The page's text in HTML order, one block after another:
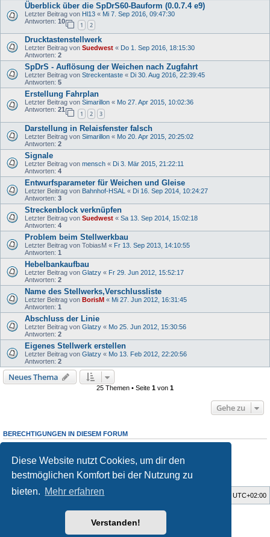
Diese Website nutzt Cookies, um dir den
bestmöglichen Komfort bei der Nutzung zu
bieten. Mehr erfahren
Verstanden!
Überblick über die SpDrS60-Bauform (0.0.7.4 e9)
Letzter Beitrag von Hl13 « Mi 7. Sep 2016, 09:47:30
Antworten: 10
1 2
Drucktastenstellwerk
Letzter Beitrag von Suedwest « Do 1. Sep 2016, 18:15:30
Antworten: 2
SpDrS - Auflösung der Weichen nach Zugfahrt
Letzter Beitrag von Streckentaste « Di 30. Aug 2016, 22:39:45
Antworten: 5
Erstellung Fahrplan
Letzter Beitrag von Simarillon « Mo 27. Apr 2015, 10:02:36
Antworten: 21
1 2 3
Darstellung in Relaisfenster falsch
Letzter Beitrag von Simarillon « Mo 20. Apr 2015, 20:25:02
Antworten: 2
Signale
Letzter Beitrag von mensch « Di 3. Mär 2015, 21:22:11
Antworten: 4
Entwurfsparameter für Weichen und Gleise
Letzter Beitrag von Bahnhof-HSAL « Di 16. Sep 2014, 10:24:27
Antworten: 3
Streckenblock verknüpfen
Letzter Beitrag von Suedwest « Sa 13. Sep 2014, 15:02:18
Antworten: 4
Problem beim Stellwerkbau
Letzter Beitrag von TobiasM « Fr 13. Sep 2013, 14:10:55
Antworten: 1
Hebelbankaufbau
Letzter Beitrag von Glatzy « Fr 29. Jun 2012, 15:52:17
Antworten: 2
Name des Stellwerks,Verschlussliste
Letzter Beitrag von BorisM « Mi 27. Jun 2012, 16:31:45
Antworten: 1
Abschluss der Linie
Letzter Beitrag von Glatzy « Mo 25. Jun 2012, 15:30:56
Antworten: 2
Eigenes Stellwerk erstellen
Letzter Beitrag von Glatzy « Mo 13. Feb 2012, 22:20:56
Antworten: 2
Neues Thema
25 Themen • Seite 1 von 1
Gehe zu
BERECHTIGUNGEN IN DIESEM FORUM
Du darfst deine Beiträge in diesem Forumnichtändern.
Du darfst deine Beiträge in diesem Forum
nicht
löschen.
Du darfst keineDateianhänge in diesem Forum erstellen.
Foren-Übersicht UTC+02:00
Zuma Portal
Powered byphpBB® Forum Software © phpBB Limited
Deutsche Übersetzung durchphpBB.de